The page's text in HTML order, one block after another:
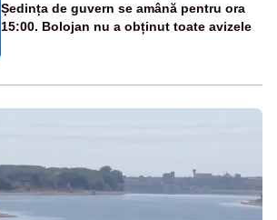
Ședința de guvern se amână pentru ora
15:00. Bolojan nu a obținut toate avizele